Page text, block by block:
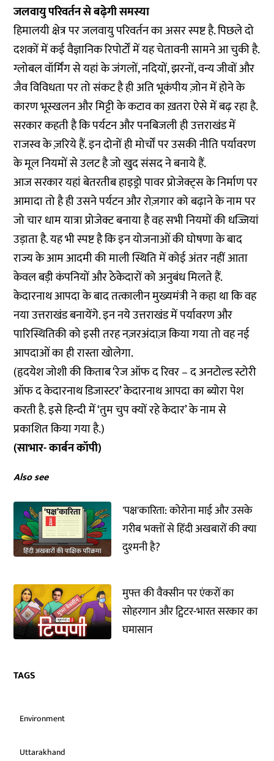
जलवायु परिवर्तन से बढ़ेगी समस्या
हिमालयी क्षेत्र पर जलवायु परिवर्तन का असर स्पष्ट है. पिछले दो
दशकों में कई वैज्ञानिक रिपोर्टों में यह चेतावनी सामने आ चुकी है.
ग्लोबल वॉर्मिंग से यहां के जंगलों, नदियों, झरनों, वन्य जीवों और
जैव विविधता पर तो संकट है ही अति भूकंपीय ज़ोन में होने के
कारण भूस्खलन और मिट्टी के कटाव का ख़तरा ऐसे में बढ़ रहा है.
सरकार कहती है कि पर्यटन और पनबिजली ही उत्तराखंड में
राजस्व के ज़रिये हैं. इन दोनों ही मोर्चों पर उसकी नीति पर्यावरण
के मूल नियमों से उलट है जो खुद संसद ने बनाये हैं.
आज सरकार यहां बेतरतीब हाइड्रो पावर प्रोजेक्ट्स के निर्माण पर
आमादा तो है ही उसने पर्यटन और रोज़गार को बढ़ाने के नाम पर
जो चार धाम यात्रा प्रोजेक्ट बनाया है वह सभी नियमों की धज्जियां
उड़ाता है. यह भी स्पष्ट है कि इन योजनाओं की घोषणा के बाद
राज्य के आम आदमी की माली स्थिति में कोई अंतर नहीं आता
केवल बड़ी कंपनियों और ठेकेदारों को अनुबंध मिलते हैं.
केदारनाथ आपदा के बाद तत्कालीन मुख्यमंत्री ने कहा था कि वह
नया उत्तराखंड बनायेंगे. इन नये उत्तराखंड में पर्यावरण और
पारिस्थितिकी को इसी तरह नज़रअंदाज़ किया गया तो वह नई
आपदाओं का ही रास्ता खोलेगा.
(हृदयेश जोशी की किताब ‘रेज ऑफ द रिवर – द अनटोल्ड स्टोरी
ऑफ द केदारनाथ डिजास्टर’ केदारनाथ आपदा का ब्योरा पेश
करती है. इसे हिन्दी में ‘तुम चुप क्यों रहे केदार’ के नाम से
प्रकाशित किया गया है.)
(साभार- कार्बन कॉपी)
Also see
'पक्ष'कारिता: कोरोना माई और उसके
गरीब भक्‍तों से हिंदी अखबारों की क्‍या
दुश्‍मनी है?
मुफ्त की वैक्सीन पर एंकरों का
सोहरगान और ट्विटर-भारत सरकार का
घमासान
TAGS
Environment
Uttarakhand